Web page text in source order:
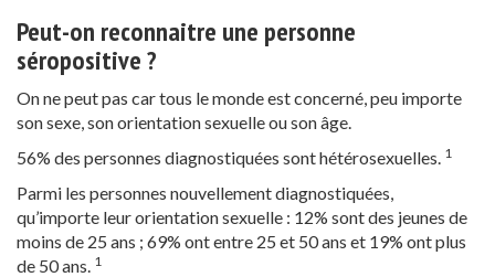
Peut-on reconnaitre une personne
séropositive ?
On ne peut pas car tous le monde est concerné, peu importe
son sexe, son orientation sexuelle ou son âge.
56% des personnes diagnostiquées sont hétérosexuelles. 1
Parmi les personnes nouvellement diagnostiquées,
qu’importe leur orientation sexuelle : 12% sont des jeunes de
moins de 25 ans ; 69% ont entre 25 et 50 ans et 19% ont plus
de 50 ans. 1